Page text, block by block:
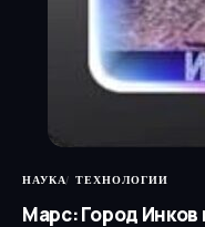
НАУКА ТЕХНОЛОГИИ
Марс: Город Инков